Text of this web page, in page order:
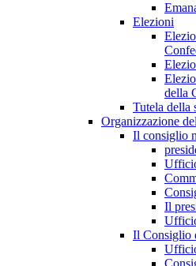
Elezioni
della
Tutela della
Organizzazione
Il consiglio
Il
Il Consiglio